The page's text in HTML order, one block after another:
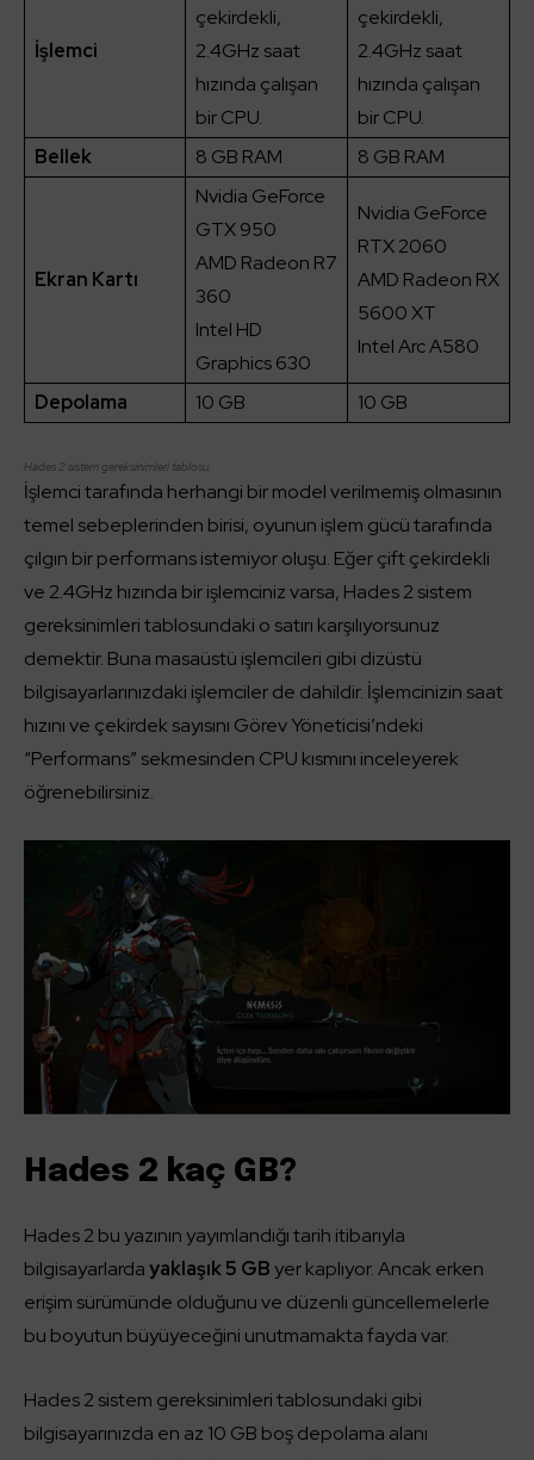
İşlemci
çekirdekli,
2.4GHz saat
hızında çalışan
bir CPU.
çekirdekli,
2.4GHz saat
hızında çalışan
bir CPU.
Bellek
8 GB RAM 8 GB RAM
Ekran Kartı
Nvidia GeForce
GTX 950
AMD Radeon R7
360
Intel HD
Graphics 630
Nvidia GeForce
RTX 2060
AMD Radeon RX
5600 XT
Intel Arc A580
Depolama 10 GB 10 GB
Hades 2 sistem gereksinimleri tablosu.
İşlemci tarafında herhangi bir model verilmemiş olmasının
temel sebeplerinden birisi, oyunun işlem gücü tarafında
çılgın bir performans istemiyor oluşu. Eğer çift çekirdekli
ve 2.4GHz hızında bir işlemciniz varsa, Hades 2 sistem
gereksinimleri tablosundaki o satırı karşılıyorsunuz
demektir. Buna masaüstü işlemcileri gibi dizüstü
bilgisayarlarınızdaki işlemciler de dahildir. İşlemcinizin saat
hızını ve çekirdek sayısını Görev Yöneticisi’ndeki
“Performans” sekmesinden CPU kısmını inceleyerek
öğrenebilirsiniz.
Hades 2 kaç GB?
Hades 2 bu yazının yayımlandığı tarih itibarıyla
bilgisayarlardayaklaşık 5 GB yer kaplıyor. Ancak erken
erişim sürümünde olduğunu ve düzenli güncellemelerle
bu boyutun büyüyeceğini unutmamakta fayda var.
Hades 2 sistem gereksinimleri tablosundaki gibi
bilgisayarınızda en az 10 GB boş depolama alanı